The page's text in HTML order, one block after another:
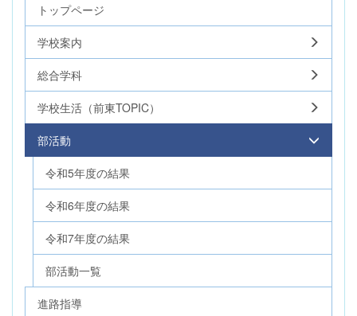
トップページ
学校案内
総合学科
学校生活（前東TOPIC）
部活動
令和5年度の結果
令和6年度の結果
令和7年度の結果
部活動一覧
進路指導